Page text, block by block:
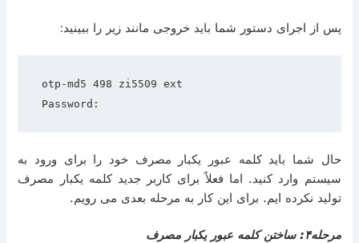
پس از اجرای دستور شما باید خروجی مانند زیر را ببینید:
otp-md5 498 zi5509 ext
Password:
حال شما باید کلمه عبور یکبار مصرف خود را برای ورود به
سیستم وارد کنید. اما فعلاً برای کاربر جدید کلمه یکبار مصرف
تولید نکرده ایم. برای این کار به مرحله بعدی می رویم.
مرحله۴ :ساختن کلمه عبور یکبار مصرف